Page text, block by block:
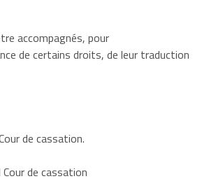
accompagnés, pour
de certains droits, de leur traduction
de cassation.
de cassation